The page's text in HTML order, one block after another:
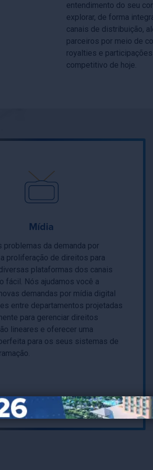
entendimento do seu
explorar, de forma
canais de distribuição,
parceiros por meio de
royalties e
competitivo de hoje.
Mídia
problemas da demanda por
proliferação de direitos para
plataformas dos canais
fácil. Nós ajudamos você a
demandas por mídia digital
entre departamentos projetadas
para gerenciar direitos
lineares e oferecer uma
para os seus sistemas de
saber mais